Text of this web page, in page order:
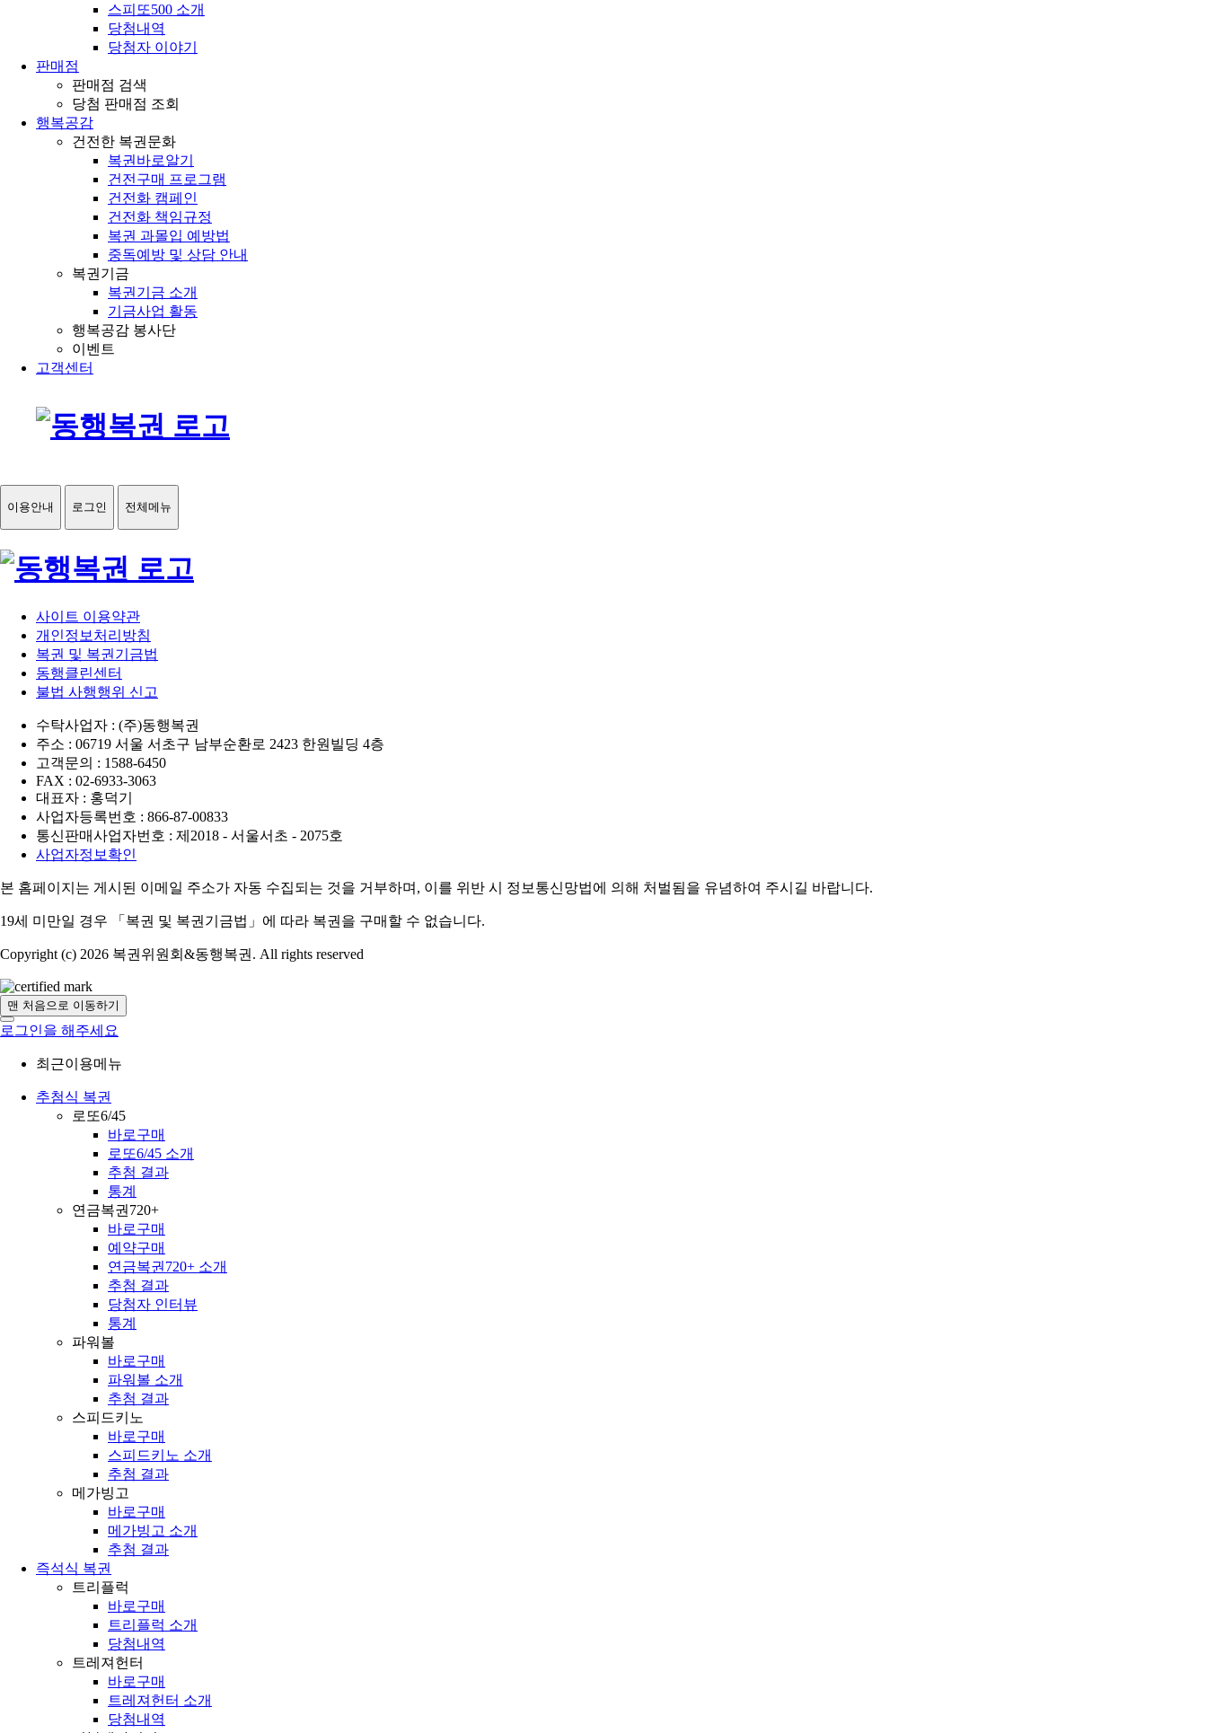
스피또500 소개
당첨내역
당첨자 이야기
판매점
판매점 검색
당첨 판매점 조회
행복공감
건전한 복권문화
복권바로알기
건전구매 프로그램
건전화 캠페인
건전화 책임규정
복권 과몰입 예방법
중독예방 및 상담 안내
복권기금
복권기금 소개
기금사업 활동
행복공감 봉사단
이벤트
고객센터
이용안내 로그인 전체메뉴
사이트 이용약관
개인정보처리방침
복권 및 복권기금법
동행클린센터
불법 사행행위 신고
수탁사업자 : (주)동행복권
주소 : 06719 서울 서초구 남부순환로 2423 한원빌딩 4층
고객문의 : 1588-6450
FAX : 02-6933-3063
대표자 : 홍덕기
사업자등록번호 : 866-87-00833
통신판매사업자번호 : 제2018 - 서울서초 - 2075호
사업자정보확인
본 홈페이지는 게시된 이메일 주소가 자동 수집되는 것을 거부하며, 이를 위반 시 정보통신망법에 의해 처벌됨을 유념하여 주시길 바랍니다.
19세 미만일 경우 「복권 및 복권기금법」에 따라 복권을 구매할 수 없습니다.
Copyright (c) 2026 복권위원회&동행복권. All rights reserved
맨 처음으로 이동하기
로그인을 해주세요
최근이용메뉴
추첨식 복권
로또6/45
바로구매
로또6/45 소개
추첨 결과
통계
연금복권720+
바로구매
예약구매
연금복권720+ 소개
추첨 결과
당첨자 인터뷰
통계
파워볼
바로구매
파워볼 소개
추첨 결과
스피드키노
바로구매
스피드키노 소개
추첨 결과
메가빙고
바로구매
메가빙고 소개
추첨 결과
즉석식 복권
트리플럭
바로구매
트리플럭 소개
당첨내역
트레져헌터
바로구매
트레져헌터 소개
당첨내역